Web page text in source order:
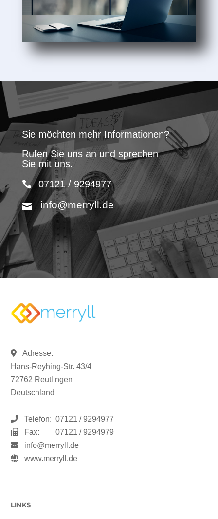
Sie möchten mehr Informationen?
Rufen Sie uns an und sprechen
Sie mit uns.
07121 / 9294977
info@merryll.de
Adresse:
Hans-Reyhing-Str. 43/4
72762 Reutlingen
Deutschland
Telefon: 07121 / 9294977
Fax:
07121 / 9294979
info@merryll.de
www.merryll.de
LINKS